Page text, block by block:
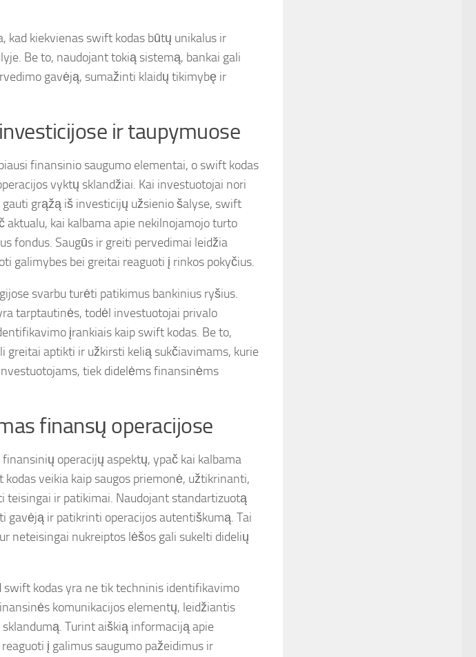
kad kiekvienas swift kodas būtų unikalus ir
Be to, naudojant tokią sistemą, bankai gali
gavėją, sumažinti klaidų tikimybę ir
ir taupymuose
finansinio saugumo elementai, o swift kodas
vyktų sklandžiai. Kai investuotojai nori
grąžą iš investicijų užsienio šalyse, swift
aktualu, kai kalbama apie nekilnojamojo turto
fondus. Saugūs ir greiti pervedimai leidžia
galimybes bei greitai reaguoti į rinkos pokyčius.
svarbu turėti patikimus bankinius ryšius.
tarptautinės, todėl investuotojai privalo
įrankiais kaip swift kodas. Be to,
greitai aptikti ir užkirsti kelią sukčiavimams, kurie
tiek didelėms finansinėms
finansų operacijose
operacijų aspektų, ypač kai kalbama
veikia kaip saugos priemonė, užtikrinanti,
teisingai ir patikimai. Naudojant standartizuotą
gavėją ir patikrinti operacijos autentiškumą. Tai
neteisingai nukreiptos lėšos gali sukelti didelių
swift kodas yra ne tik techninis identifikavimo
komunikacijos elementų, leidžiantis
Turint aiškią informaciją apie
į galimus saugumo pažeidimus ir